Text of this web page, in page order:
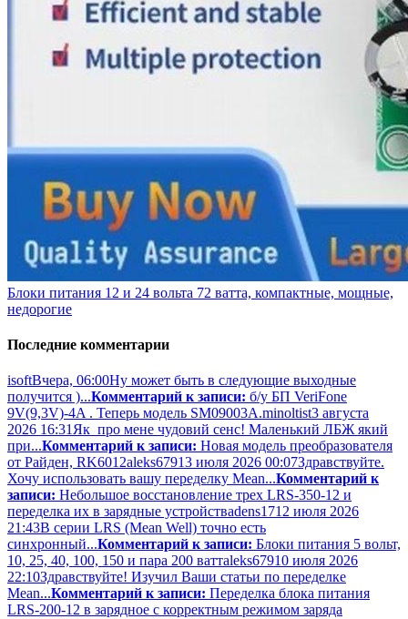
Блоки питания 12 и 24 вольта 72 ватта, компактные, мощные,
недорогие
Последние комментарии
isoftВчера, 06:00Ну может быть в следующие выходные
получится )...Комментарий к записи: б/у БП VeriFone
9V(9,3V)-4A . Теперь модель SM09003A.minoltist3 августа
2026 16:31 Як про мене чудовий сенс! Маленький ЛБЖ який
при...Комментарий к записи: Новая модель преобразователя
от Райден, RK6012aleks67913 июля 2026 00:07Здравствуйте.
Хочу использовать вашу переделку Mean...Комментарий к
записи: Небольшое восстановление трех LRS-350-12 и
переделка их в зарядные устройстваdens1712 июля 2026
21:43В серии LRS (Mean Well) точно есть
синхронный...Комментарий к записи: Блоки питания 5 вольт,
10, 25, 40, 100, 150 и пара 200 ваттaleks67910 июля 2026
22:10Здравствуйте! Изучил Ваши статьи по переделке
Mean...Комментарий к записи: Переделка блока питания
LRS-200-12 в зарядное с корректным режимом заряда